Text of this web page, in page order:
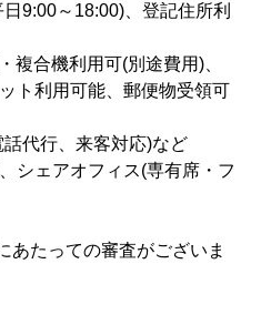
18:00)、登記住所利
用可(別途費用)、
可能、郵便物受領可
来客対応)など
ェアオフィス(専有席・フ
たっての審査がございま